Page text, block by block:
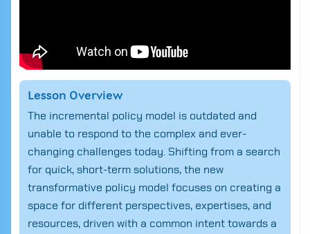
Lesson Overview
The incremental policy model is outdated and
unable to respond to the complex and ever-
changing challenges today. Shifting from a search
for quick, short-term solutions, the new
transformative policy model focuses on creating a
space for different perspectives, expertises, and
resources, driven with a common intent towards a